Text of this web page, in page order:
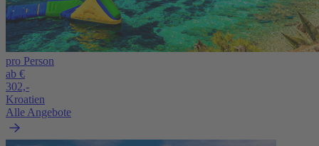
pro Person
ab €
302,-
Kroatien
Alle Angebote